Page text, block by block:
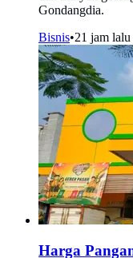
Gondangdia.
Bisnis•21 jam lalu
Harga